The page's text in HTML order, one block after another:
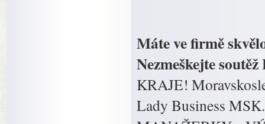
Máte ve firmě
Nezmeškejte
KRAJE!
Lady Business